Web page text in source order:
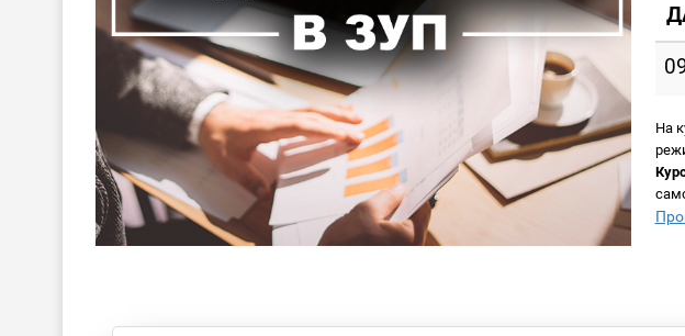
На